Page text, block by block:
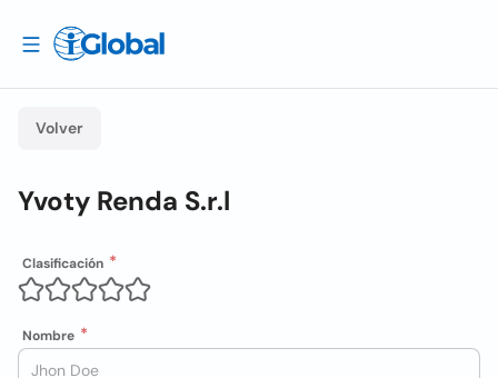
Volver
Yvoty Renda S.r.l
Clasificación
Nombre